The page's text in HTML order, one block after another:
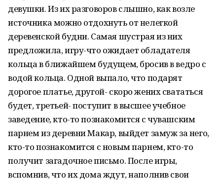
девушки. Из их разговоров слышно, как возле
источника можно отдохнуть от нелегкой
деревенской будни. Самая шустрая из них
предложила, игру-что ожидает обладателя
кольца в ближайшем будущем, бросив в ведро с
водой кольца. Одной выпало, что подарят
дорогое платье, другой- скоро жених свататься
будет, третьей- поступит в высшее учебное
заведение, кто-то познакомится с чувашским
парнем из деревни Макар, выйдет замуж за него,
кто-то познакомится с новым парнем, кто-то
получит загадочное письмо. После игры,
вспомнив, что их дома ждут, наполнив свои